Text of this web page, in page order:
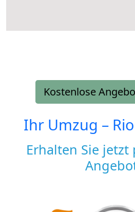
Kostenlose
Ihr Umzug –
Erhalten Sie jetzt